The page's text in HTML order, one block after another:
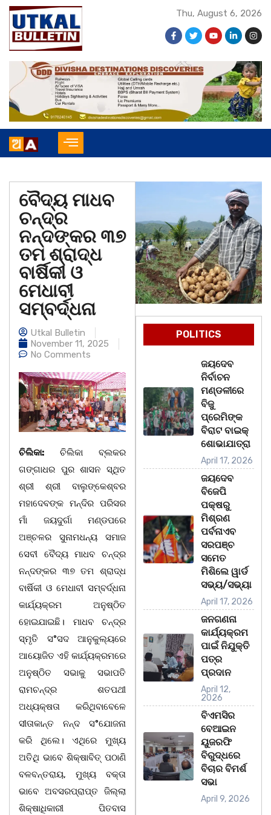
Thu, August 6, 2026
ବୈଦ୍ୟ ମାଧବ
ଚନ୍ଦ୍ର
ନନ୍ଦଙ୍କର ୩୭
ତମ ଶ୍ରାଦ୍ଧ
ବାର୍ଷିକୀ ଓ
ମେଧାବୀ
ସମ୍ବର୍ଦ୍ଧନା
Utkal Bulletin
November 11, 2025
No Comments
ଚିଲିକା: ଚିଲିକା ବ୍ଲକର
ଗଙ୍ଗାଧର ପୁର ଶାସନ ସ୍ଥିତ
ଶ୍ରୀ ଶ୍ରୀ ବାଲୁଙ୍କେଶ୍ବର
ମହାଦେବଙ୍କ ମନ୍ଦିର ପରିସର
ମାଁ ଜୟଦୁର୍ଗା ମଣ୍ଡପରେ
ଅଞ୍ଚଳର ସୁନାମଧନ୍ୟ ସମାଜ
ସେବୀ ବୈଦ୍ୟ ମାଧବ ଚନ୍ଦ୍ର
ନନ୍ଦଙ୍କର ୩୭ ତମ ଶ୍ରାଦ୍ଧ
ବାର୍ଷିକୀ ଓ ମେଧାବୀ ସମ୍ବର୍ଦ୍ଧନା
କାର୍ଯ୍ୟକ୍ରମ ଅନୁଷ୍ଠିତ
ହୋଇଯାଇଛି। ମାଧବ ଚନ୍ଦ୍ର
ସ୍ମୃତି ସ°ସଦ ଆନୁକୁଲ୍ୟରେ
ଆୟୋଜିତ ଏହି କାର୍ଯ୍ୟକ୍ରମରେ
ଅନୁଷ୍ଠିତ ସଭାକୁ ସଭାପତି
ରାମଚନ୍ଦ୍ର ଶତପଥୀ
ଅଧ୍ୟକ୍ଷତା କରିଥିବାବେଳେ
ସୀତାକାନ୍ତ ନନ୍ଦ ସ°ଯୋଜନା
କରି ଥିଲେ। ଏଥିରେ ମୁଖ୍ୟ
ଅତିଥି ଭାବେ ଶିକ୍ଷାବିତ୍ ପଠାଣି
ବଳବନ୍ତରାୟ, ମୁଖ୍ୟ ବକ୍ତା
ଭାବେ ଅବସରପ୍ରାପ୍ତ ଜିଲ୍ଲା
ଶିକ୍ଷାଧିକାରୀ ପିତବାସ
POLITICS
ଜୟଦେବ
ନିର୍ବାଚନ
ମଣ୍ଡଳୀରେ
ବିଜୁ
ପ୍ରେମିଙ୍କ
ବିରାଟ ବାଇକ୍
ଶୋଭାଯାତ୍ରା
April 17, 2026
ଜୟଦେବ
ବିଜେପି
ପକ୍ଷରୁ
ମିଶ୍ରଣ
ପର୍ବନାଏବ
ସରପଞ୍ଚ
ସମେତ
ମିଶିଲେ ୱାର୍ଡ
ସଭ୍ୟ/ସଭ୍ୟା
April 17, 2026
ଜନଗଣନା
କାର୍ଯ୍ୟକ୍ରମ
ପାଇଁ ନିଯୁକ୍ତି
ପତ୍ର
ପ୍ରଦାନ
April 12,
2026
ବିଏମସିର
ବେଆଇନ
ୟୁଜରଫି
ବିରୁଦ୍ଧରେ
ବିଚାର ବିମର୍ଶ
ସଭା
April 9, 2026